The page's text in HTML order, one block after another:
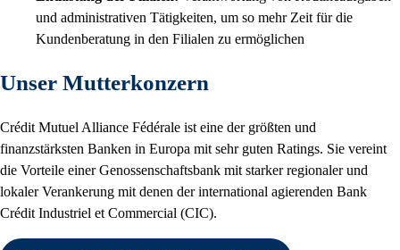
und administrativen Tätigkeiten, um so mehr Zeit für die
Kundenberatung in den Filialen zu ermöglichen
Unser Mutterkonzern
Crédit Mutuel Alliance Fédérale ist eine der größten und
finanzstärksten Banken in Europa mit sehr guten Ratings. Sie vereint
die Vorteile einer Genossenschaftsbank mit starker regionaler und
lokaler Verankerung mit denen der international agierenden Bank
Crédit Industriel et Commercial (CIC).